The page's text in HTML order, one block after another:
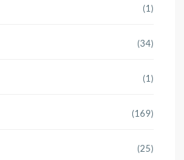
(1)
(34)
(1)
(169)
(25)